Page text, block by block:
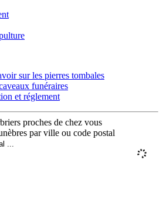
sur les pierres tombales
funéraires
et réglement
proches de chez vous
par ville ou code postal